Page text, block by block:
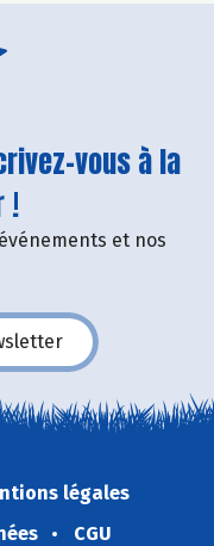
vous à la
!
et nos
légales
CGU